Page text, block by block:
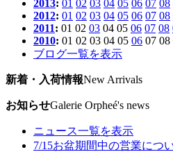
2013: 01 02 03 04 05 06 07 08
2012: 01 02 03 04 05 06 07 08
2011: 01 02 03 04 05 06 07 08
2010: 01 02 03 04 05 06 07 08
ブログ一覧を表示
新着・入荷情報New Arrivals
お知らせGalerie Orpheé's news
ニュース一覧を表示
7/15お盆期間中の営業につ